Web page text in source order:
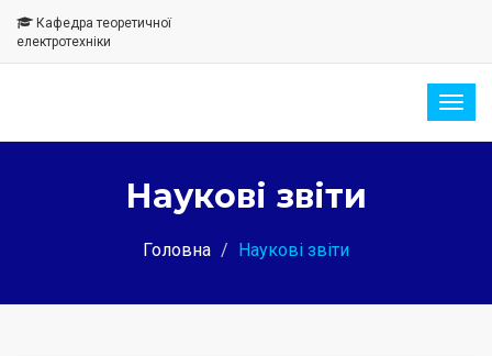
Кафедра теоретичної
електротехніки
Наукові звіти
Головна Наукові звіти